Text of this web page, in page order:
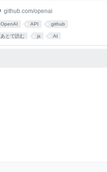
github.com/openai
OpenAI API github
あとで読む js AI